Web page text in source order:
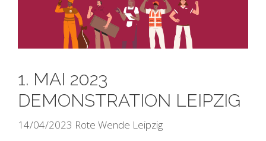
1. MAI 2023
DEMONSTRATION LEIPZIG
14/04/2023 Rote Wende Leipzig